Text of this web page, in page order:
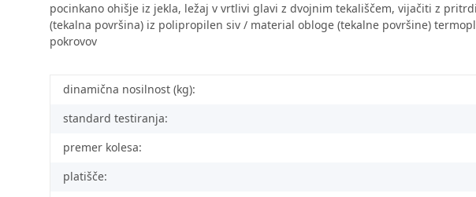
pocinkano ohišje iz jekla, ležaj v vrtlivi glavi z dvojnim tekališčem, vijačiti z
(tekalna površina) iz polipropilen siv / material obloge (tekalne površine)
pokrovov
dinamična nosilnost (kg):
standard testiranja:
premer kolesa:
platišče: